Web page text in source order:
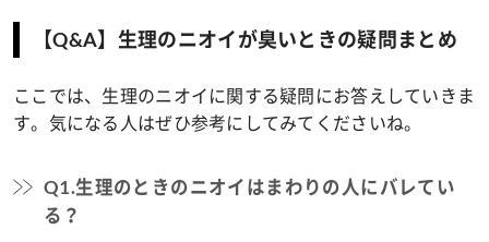
【Q&A】生理のニオイが臭いときの疑問まとめ
ここでは、生理のニオイに関する疑問にお答えしていきま
す。気になる人はぜひ参考にしてみてくださいね。
Q1.生理のときのニオイはまわりの人にバレてい
る？